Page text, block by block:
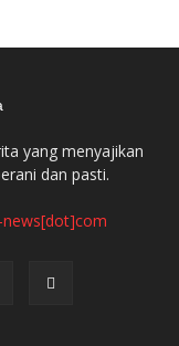
yang menyajikan
dan pasti.